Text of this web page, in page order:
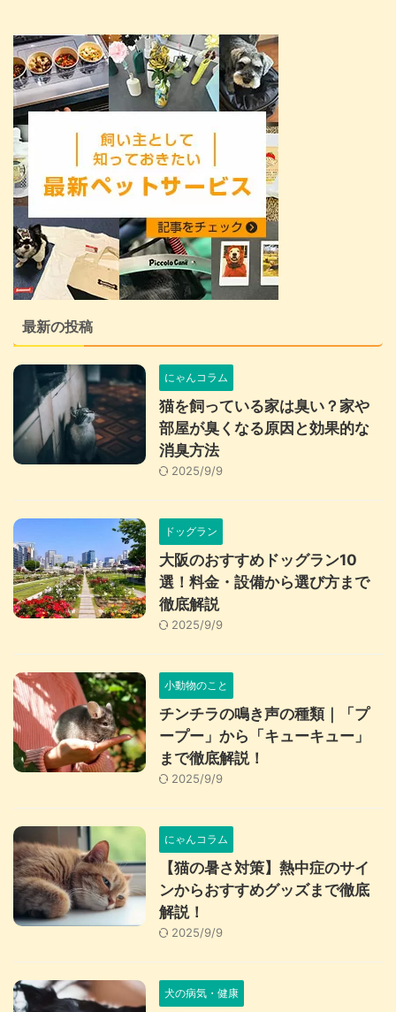
最新の投稿
にゃんコラム
猫を飼っている家は臭い？家や
部屋が臭くなる原因と効果的な
消臭方法
2025/9/9
ドッグラン
大阪のおすすめドッグラン10
選！料金・設備から選び方まで
徹底解説
2025/9/9
小動物のこと
チンチラの鳴き声の種類｜「プ
ープー」から「キューキュー」
まで徹底解説！
2025/9/9
にゃんコラム
【猫の暑さ対策】熱中症のサイ
ンからおすすめグッズまで徹底
解説！
2025/9/9
犬の病気・健康